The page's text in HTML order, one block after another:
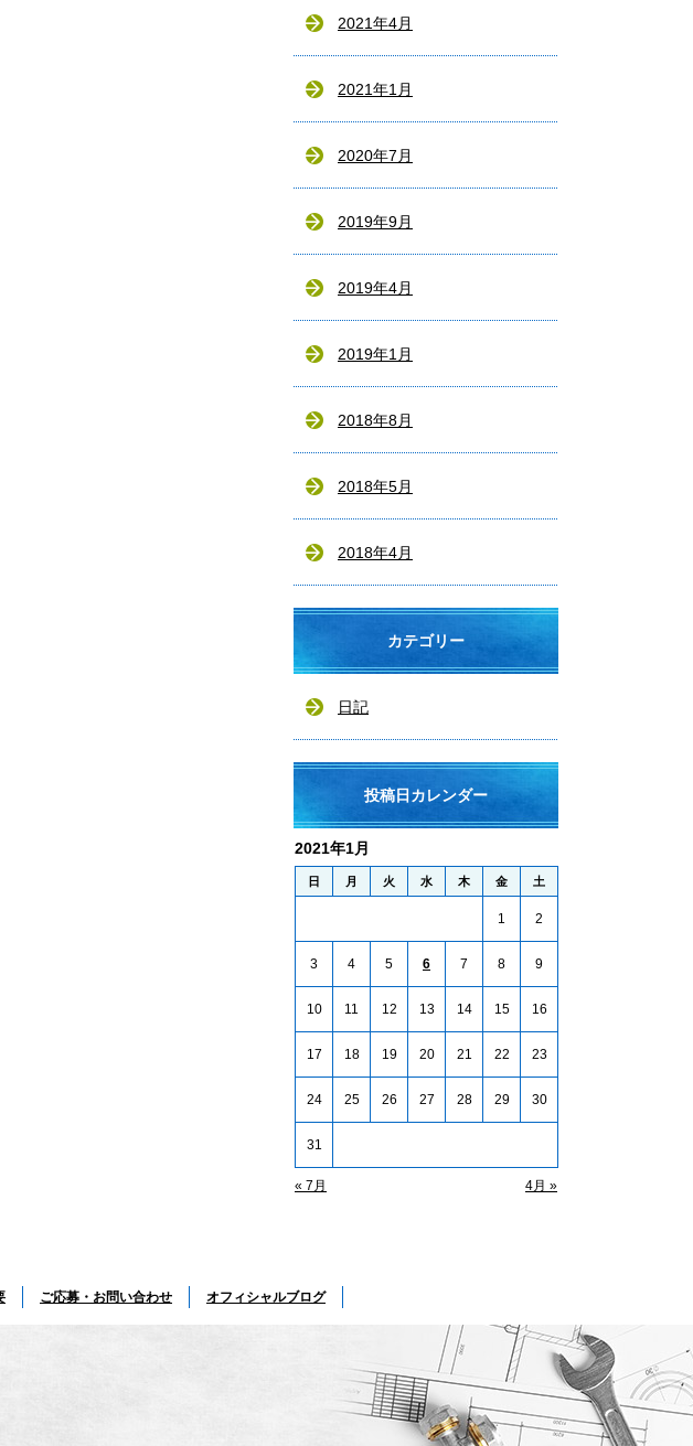
2021年4月
2021年1月
2020年7月
2019年9月
2019年4月
2019年1月
2018年8月
2018年5月
2018年4月
カテゴリー
日記
投稿日カレンダー
2021年1月
日 月 火 水 木 金 土
« 7月 4月 »
1 2
3 4 5 6 7 8 9
10 11 12 13 14 15 16
17 18 19 20 21 22 23
24 25 26 27 28 29 30
31
ご応募・お問い合わせ オフィシャルブログ